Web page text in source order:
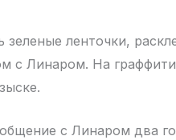
ленточки,
с Линаром. На
с Линаром два